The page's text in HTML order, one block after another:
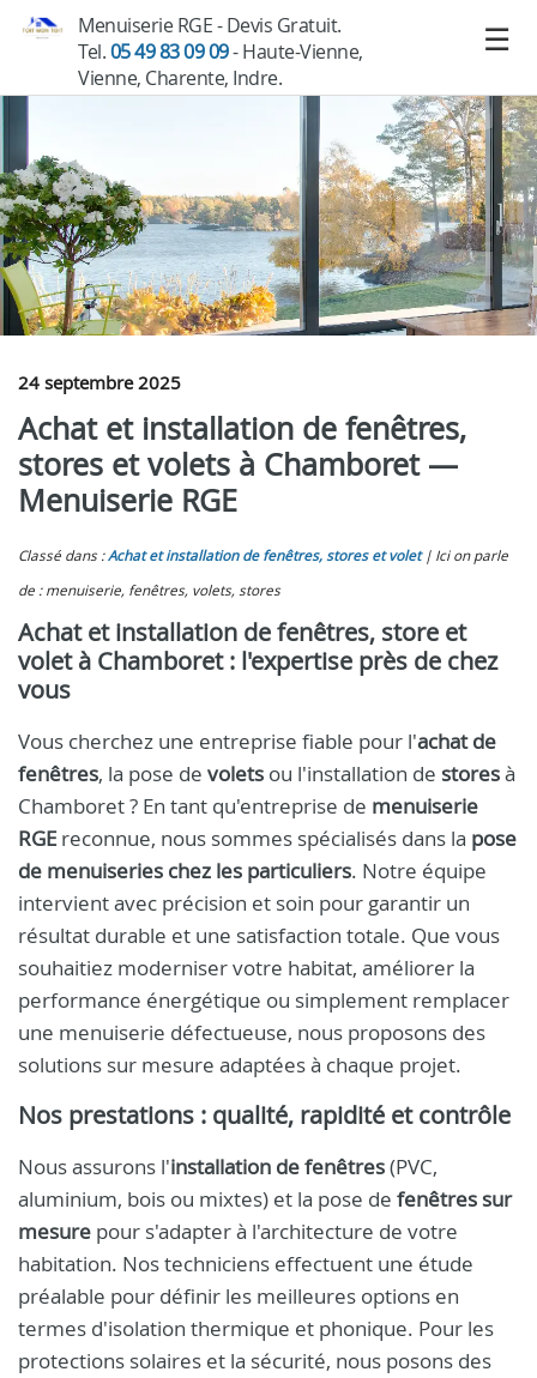
Menuiserie RGE - Devis Gratuit.
Tel.05 49 83 09 09- Haute-Vienne,
Vienne, Charente, Indre.
24 septembre 2025
Achat et installation de fenêtres,
stores et volets à Chamboret —
Menuiserie RGE
Classé dans :Achat et installation de fenêtres, stores et volet
Ici on parle
de : menuiserie, fenêtres, volets, stores
Achat et installation de fenêtres, store et
volet à Chamboret : l'expertise près de chez
vous
Vous cherchez une entreprise fiable pour l'achat de
fenêtres, la pose de volets ou l'installation de storesà
Chamboret ? En tant qu'entreprise de menuiserie
RGEreconnue, nous sommes spécialisés dans la pose
de menuiseries chez les particuliers. Notre équipe
intervient avec précision et soin pour garantir un
résultat durable et une satisfaction totale. Que vous
souhaitiez moderniser votre habitat, améliorer la
performance énergétique ou simplement remplacer
une menuiserie défectueuse, nous proposons des
solutions sur mesure adaptées à chaque projet.
Nos prestations : qualité, rapidité et contrôle
Nous assurons l'installation de fenêtres(PVC,
aluminium, bois ou mixtes) et la pose de fenêtres sur
mesure pour s'adapter à l'architecture de votre
habitation. Nos techniciens effectuent une étude
préalable pour définir les meilleures options en
termes d'isolation thermique et phonique. Pour les
protections solaires et la sécurité, nous posons des